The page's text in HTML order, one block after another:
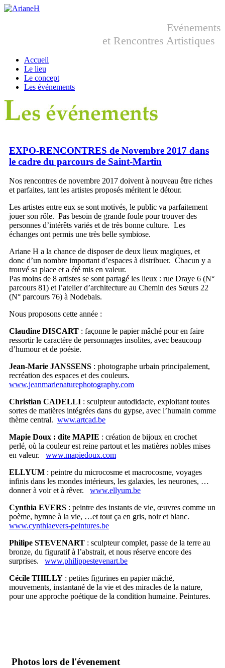
Evénements
et Rencontres Artistiques
Accueil
Le lieu
Le concept
Les événements
EXPO-RENCONTRES de Novembre 2017 dans
le cadre du parcours de Saint-Martin
Nos rencontres de novembre 2017 doivent à nouveau être riches
et parfaites, tant les artistes proposés méritent le détour.
Les artistes entre eux se sont motivés, le public va parfaitement
jouer son rôle. Pas besoin de grande foule pour trouver des
personnes d’intérêts variés et de très bonne culture. Les
échanges ont permis une très belle symbiose.
Ariane H a la chance de disposer de deux lieux magiques, et
donc d’un nombre important d’espaces à distribuer. Chacun y a
trouvé sa place et a été mis en valeur.
Pas moins de 8 artistes se sont partagé les lieux : rue Draye 6 (N°
parcours 81) et l’atelier d’architecture au Chemin des Sœurs 22
(N° parcours 76) à Nodebais.
Nous proposons cette année :
Claudine DISCART : façonne le papier mâché pour en faire
ressortir le caractère de personnages insolites, avec beaucoup
d’humour et de poésie.
Jean-Marie JANSSENS : photographe urbain principalement,
recréation des espaces et des couleurs.
www.jeanmarienaturephotography.com
Christian CADELLI : sculpteur autodidacte, exploitant toutes
sortes de matières intégrées dans du gypse, avec l’humain comme
thème central. www.artcad.be
Mapie Doux : dite MAPIE : création de bijoux en crochet
perlé, où la couleur est reine partout et les matières nobles mises
en valeur. www.mapiedoux.com
ELLYUM : peintre du microcosme et macrocosme, voyages
infinis dans les mondes intérieurs, les galaxies, les neurones, …
donner à voir et à rêver. www.ellyum.be
Cynthia EVERS : peintre des instants de vie, œuvres comme un
poème, hymne à la vie, …et tout ça en gris, noir et blanc.
www.cynthiaevers-peintures.be
Philipe STEVENART : sculpteur complet, passe de la terre au
bronze, du figuratif à l’abstrait, et nous réserve encore des
surprises. www.philippestevenart.be
Cécile THILLY : petites figurines en papier mâché,
mouvements, instantané de la vie et des miracles de la nature,
pour une approche poétique de la condition humaine. Peintures.
Photos lors de l'évenement